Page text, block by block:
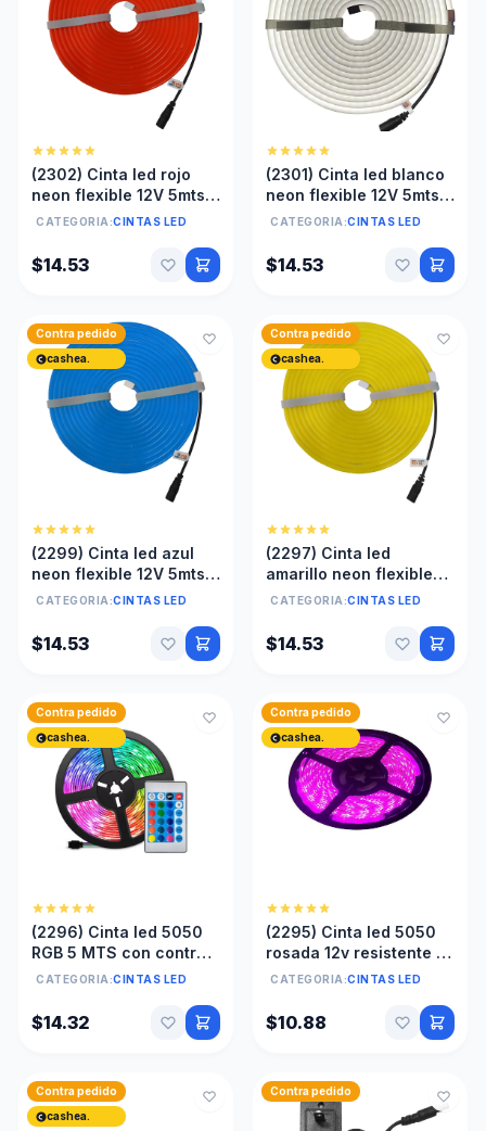
(2302) Cinta led rojo
neon flexible 12V 5mts
anti agua 6X12mm Sin
CATEGORIA:CINTAS LED
$14.53
(2301) Cinta led blanco
neon flexible 12V 5mts
anti agua 6X12mm Sin
CATEGORIA:CINTAS LED
$14.53
Contra pedido
cashea.
(2299) Cinta led azul
neon flexible 12V 5mts
anti agua 6X12mm Sin
CATEGORIA:CINTAS LED
$14.53
Contra pedido
cashea.
(2297) Cinta led
amarillo neon flexible
12V 5mts anti agua
transformador
CATEGORIA:CINTAS LED
$14.53
Contra pedido
cashea.
(2296) Cinta led 5050
RGB 5 MTS con control
remoto / Transformador
CATEGORIA:CINTAS LED
$14.32
Contra pedido
cashea.
(2295) Cinta led 5050
rosada 12v resistente al
agua Sin transformador
CATEGORIA:CINTAS LED
$10.88
Contra pedido
cashea.
Contra pedido